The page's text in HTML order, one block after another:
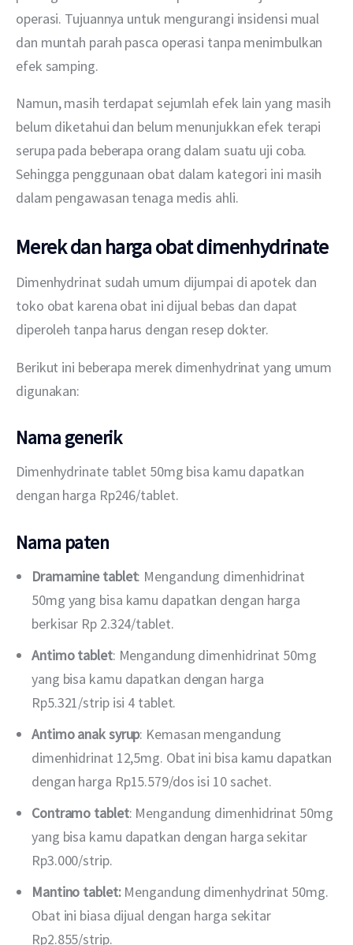
operasi. Tujuannya untuk mengurangi insidensi mual
dan muntah parah pasca operasi tanpa menimbulkan
efek samping.
Namun, masih terdapat sejumlah efek lain yang masih
belum diketahui dan belum menunjukkan efek terapi
serupa pada beberapa orang dalam suatu uji coba.
Sehingga penggunaan obat dalam kategori ini masih
dalam pengawasan tenaga medis ahli.
Merek dan harga obat dimenhydrinate
Dimenhydrinat sudah umum dijumpai di apotek dan
toko obat karena obat ini dijual bebas dan dapat
diperoleh tanpa harus dengan resep dokter.
Berikut ini beberapa merek dimenhydrinat yang umum
digunakan:
Nama generik
Dimenhydrinate tablet 50mg bisa kamu dapatkan
dengan harga Rp246/tablet.
Nama paten
Dramamine tablet: Mengandung dimenhidrinat
50mg yang bisa kamu dapatkan dengan harga
berkisar Rp 2.324/tablet.
Antimo tablet: Mengandung dimenhidrinat 50mg
yang bisa kamu dapatkan dengan harga
Rp5.321/strip isi 4 tablet.
Antimo anak syrup: Kemasan mengandung
dimenhidrinat 12,5mg. Obat ini bisa kamu dapatkan
dengan harga Rp15.579/dos isi 10 sachet.
Contramo tablet: Mengandung dimenhidrinat 50mg
yang bisa kamu dapatkan dengan harga sekitar
Rp3.000/strip.
Mantino tablet: Mengandung dimenhydrinat 50mg.
Obat ini biasa dijual dengan harga sekitar
Rp2.855/strip.